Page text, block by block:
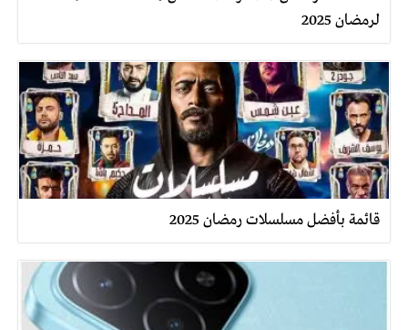
لرمضان 2025
قائمة بأفضل مسلسلات رمضان 2025